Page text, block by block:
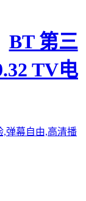
BT 第三
TV电
弹幕自由,高清播